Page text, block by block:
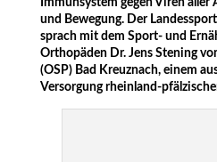
Immunsystem gegen Viren
und Bewegung. Der
sprach mit dem Sport- und
Orthopäden Dr. Jens Stening
(OSP) Bad Kreuznach, einem
Versorgung rheinland-